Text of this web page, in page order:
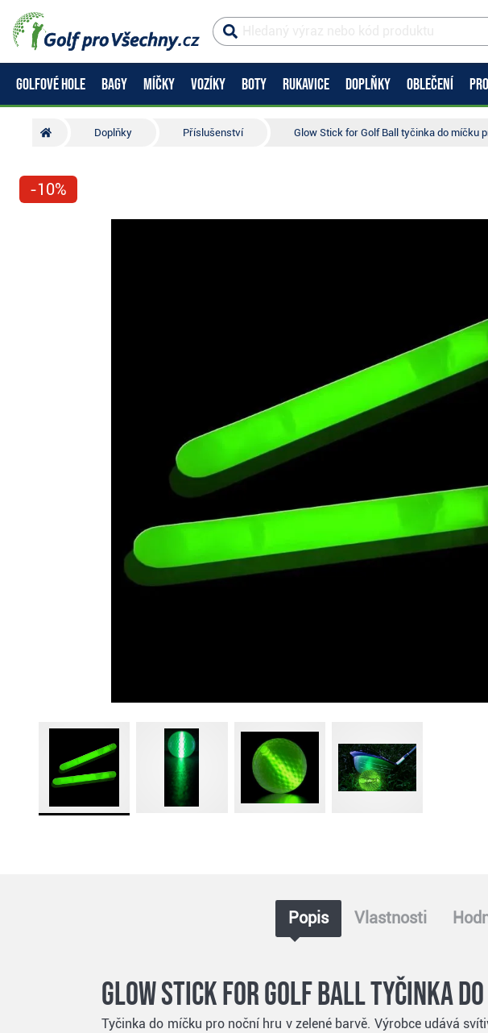
GOLFOVÉ HOLE BAGY MÍČKY VOZÍKY BOTY RUKAVICE DOPLŇKY OBLEČENÍ
Doplňky Příslušenství Glow Stick for Golf Ball tyčinka do míčku
-10%
Popis Vlastnosti
Glow Stick for Golf Ball tyčinka
Tyčinka do míčku pro noční hru v zelené barvě. Výrobce udává